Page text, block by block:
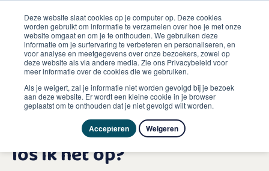
Deze website slaat cookies op je computer op. Deze cookies
worden gebruikt om informatie te verzamelen over hoe je met onze
website omgaat en om je te onthouden. We gebruiken deze
informatie om je surfervaring te verbeteren en personaliseren, en
voor analyse en meetgegevens over onze bezoekers, zowel op
deze website als via andere media. Zie ons Privacybeleid voor
meer informatie over de cookies die we gebruiken.
Als je weigert, zal je informatie niet worden gevolgd bij je bezoek
aan deze website. Er wordt een kleine cookie in je browser
geplaatst om te onthouden dat je niet gevolgd wilt worden.
Accepteren Weigeren
Hond
Mijn hond heeft diarree waardoor komt dat en hoe los ik
Mijn hond heeft diarree:
waardoor komt dat en hoe
los ik het op?